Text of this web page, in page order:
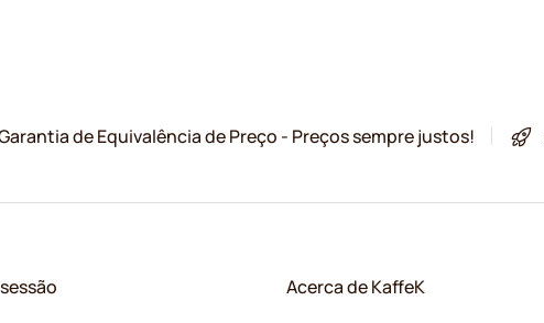
de Equivalência de Preço - Preços sempre justos!
Acerca de KaffeK